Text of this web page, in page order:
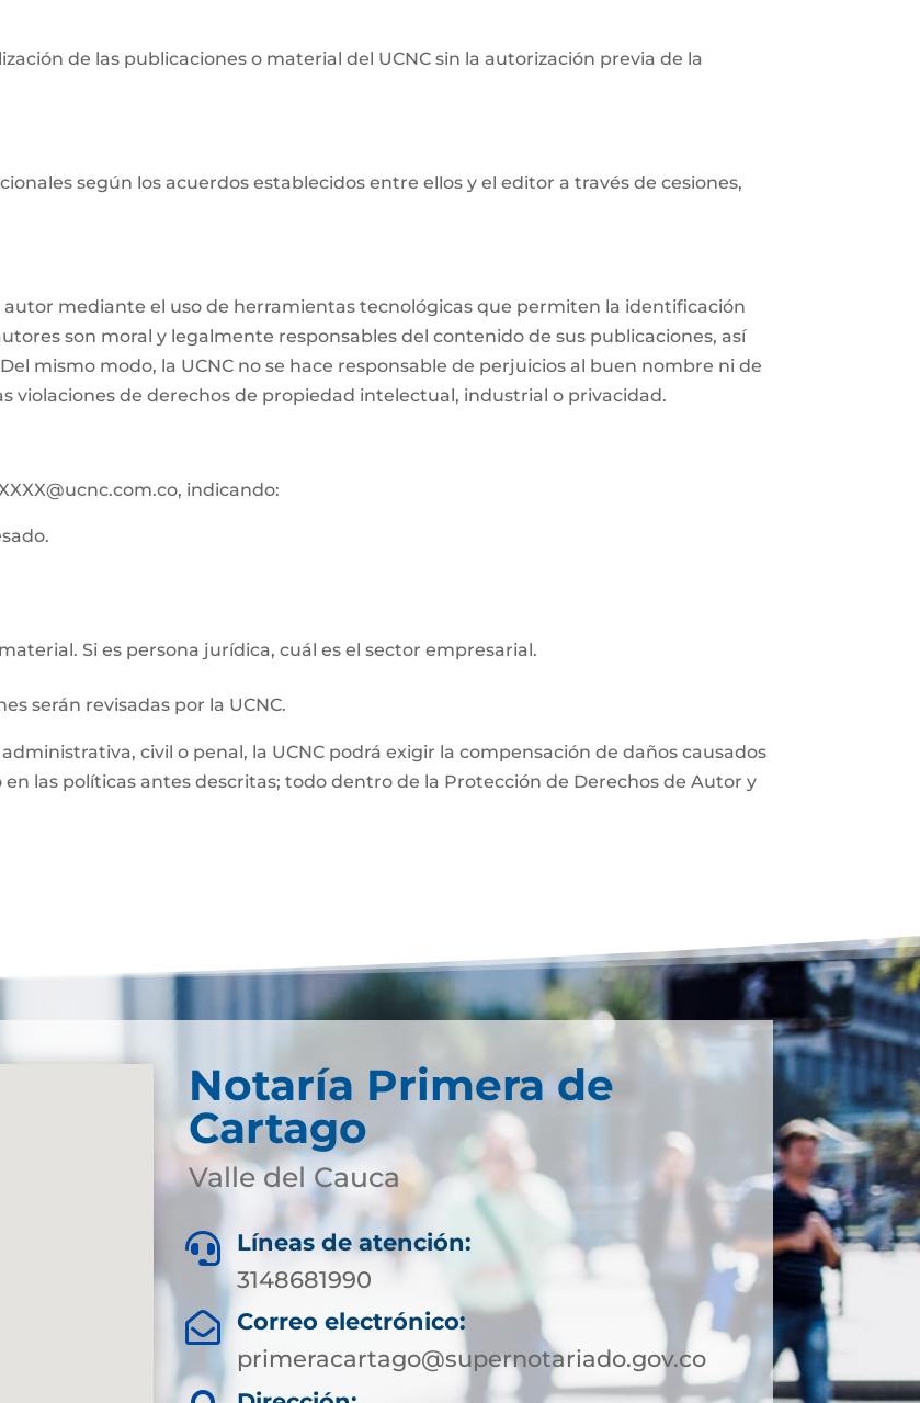
de las publicaciones o material del UCNC sin la autorización previa de la
según los acuerdos establecidos entre ellos y el editor a través de cesiones,
autor mediante el uso de herramientas tecnológicas que permiten la identificación
son moral y legalmente responsables del contenido de sus publicaciones, así
mismo modo, la UCNC no se hace responsable de perjuicios al buen nombre ni de
violaciones de derechos de propiedad intelectual, industrial o privacidad.
indicando:
Si es persona jurídica, cuál es el sector empresarial.
serán revisadas por la UCNC.
civil o penal, la UCNC podrá exigir la compensación de daños causados
las políticas antes descritas; todo dentro de la Protección de Derechos de Autor y
Notaría Primera de
Cartago
Valle del Cauca

Líneas de atención:
3148681990

Correo electrónico:
primeracartago@supernotariado.gov.co